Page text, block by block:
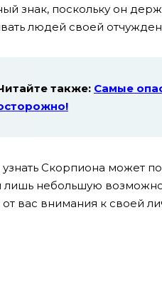
знак, поскольку он
людей своей
также: Самые
Скорпиона может
лишь небольшую
вас внимания к своей